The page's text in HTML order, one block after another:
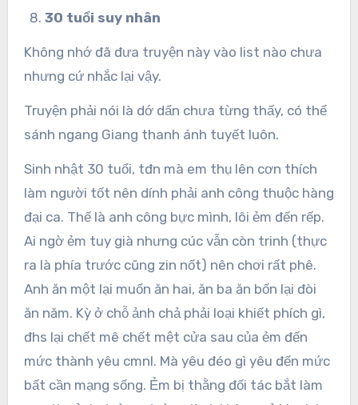
30 tuổi suy nhân
Không nhớ đã đưa truyện này vào list nào chưa
nhưng cứ nhắc lại vậy.
Truyện phải nói là dớ dẩn chưa từng thấy, có thể
sánh ngang Giang thanh ánh tuyết luôn.
Sinh nhật 30 tuổi, tđn mà em thụ lên cơn thích
làm người tốt nên dính phải anh công thuộc hàng
đại ca. Thế là anh công bực mình, lôi ẻm đến rếp.
Ai ngờ ẻm tuy già nhưng cúc vẫn còn trinh (thực
ra là phía trước cũng zin nốt) nên chơi rất phê.
Anh ăn một lại muốn ăn hai, ăn ba ăn bốn lại đòi
ăn năm. Kỳ ở chỗ ảnh chả phải loại khiết phích gì,
đhs lại chết mê chết mệt cửa sau của ẻm đến
mức thành yêu cmnl. Mà yêu đéo gì yêu đến mức
bất cần mạng sống. Ẻm bị thằng đối tác bắt làm